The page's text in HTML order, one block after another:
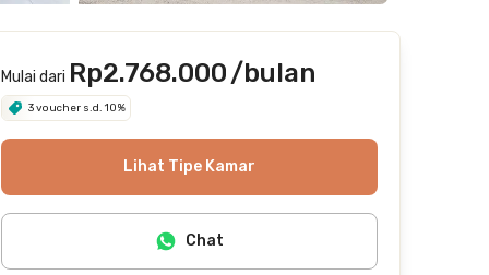
Mulai dari Rp2.768.000/bulan
3 voucher s.d. 10%
Lihat Tipe Kamar
Chat